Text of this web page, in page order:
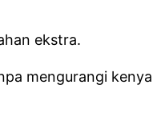
ekstra.
mengurangi